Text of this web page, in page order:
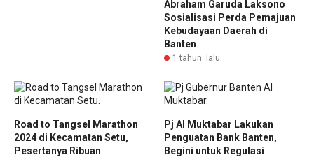
Abraham Garuda Laksono
Sosialisasi Perda Pemajuan
Kebudayaan Daerah di
Banten
1 tahun lalu
Road to Tangsel Marathon
2024 di Kecamatan Setu,
Pesertanya Ribuan
Pj Al Muktabar Lakukan
Penguatan Bank Banten,
Begini untuk Regulasi